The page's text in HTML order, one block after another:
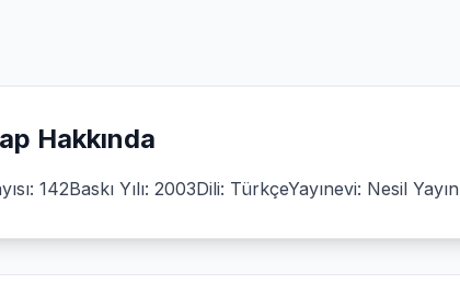
Hakkında
142Baskı Yılı: 2003Dili: TürkçeYayınevi: Nesil